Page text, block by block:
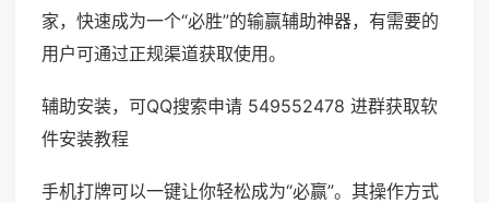
家，快速成为一个“必胜”的输赢辅助神器，有需要的
用户可通过正规渠道获取使用。
辅助安装，可QQ搜索申请 549552478 进群获取软
件安装教程
手机打牌可以一键让你轻松成为“必赢”。其操作方式